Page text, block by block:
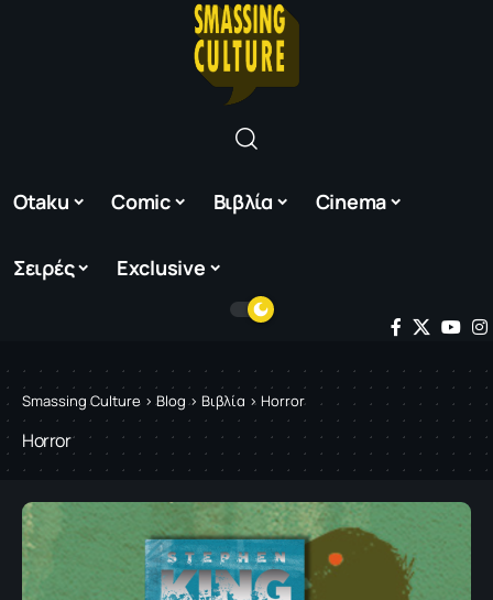
Otaku Comic Βιβλία Cinema
Σειρές Exclusive
Smassing Culture >Blog> Βιβλία > Horror
Horror